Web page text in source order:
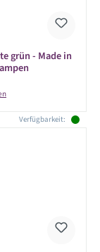
grün - Made in
Verfügbarkeit: